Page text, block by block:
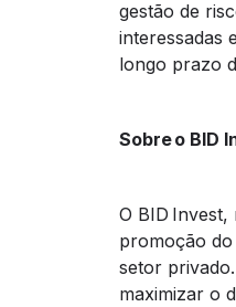
gestão de
interessadas
longo prazo
Sobre o BID
O BID
promoção
setor
maximizar o